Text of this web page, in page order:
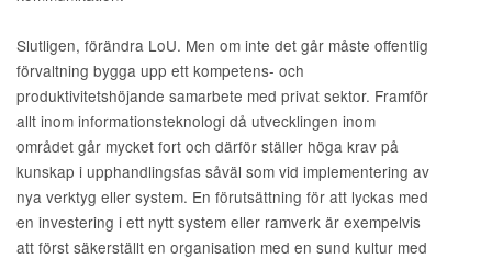
Slutligen, förändra LoU. Men om inte det går måste offentlig
förvaltning bygga upp ett kompetens- och
produktivitetshöjande samarbete med privat sektor. Framför
allt inom informationsteknologi då utvecklingen inom
området går mycket fort och därför ställer höga krav på
kunskap i upphandlingsfas såväl som vid implementering av
nya verktyg eller system. En förutsättning för att lyckas med
en investering i ett nytt system eller ramverk är exempelvis
att först säkerställt en organisation med en sund kultur med